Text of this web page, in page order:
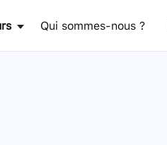
Qui sommes-nous ?